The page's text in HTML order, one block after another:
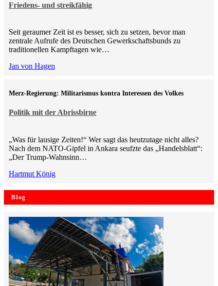
Friedens- und streikfähig
Seit geraumer Zeit ist es besser, sich zu setzen, bevor man
zentrale Aufrufe des Deutschen Gewerkschaftsbunds zu
traditionellen Kampftagen wie…
Jan von Hagen
Politik mit der Abrissbirne
Merz-Regierung: Militarismus kontra Inte­ressen des Volkes
„Was für lausige Zeiten!“ Wer sagt das heutzutage nicht alles?
Nach dem NATO-Gipfel in Ankara seufzte das „Handelsblatt“:
„Der Trump-Wahnsinn…
Hartmut König
Blog